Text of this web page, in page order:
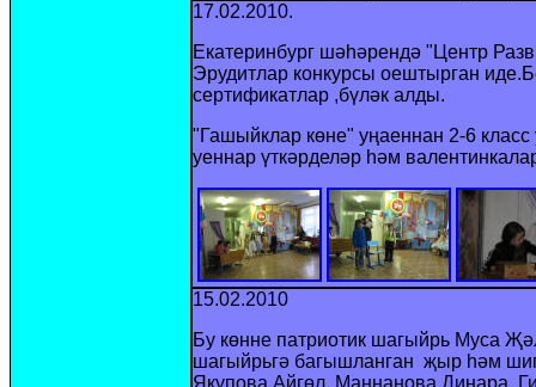
17.02.2010.
Екатеринбург шәһәрендә " Центр
Эрудитлар конкурсы оештырган иде.
сертификатлар ,бүләк алды.
"Гашыйклар көне" уңаеннан 2-6
уеннар үткәрделәр һәм
15.02.2010
Бу көнне патриотик шагыйрь Муса
шагыйрьгә багышланган җыр һәм
Якупова Айгөл, Маннанова Динара,